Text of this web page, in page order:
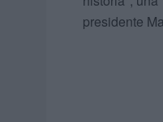
presidente